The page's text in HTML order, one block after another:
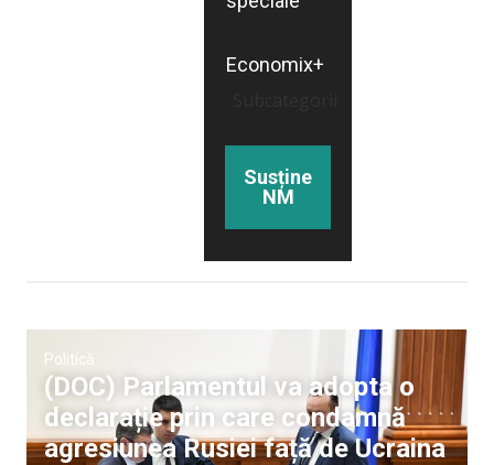
Economix+
Susține
NM
Politică
(DOC) Parlamentul va adopta o
declarație prin care condamnă
agresiunea Rusiei față de Ucraina